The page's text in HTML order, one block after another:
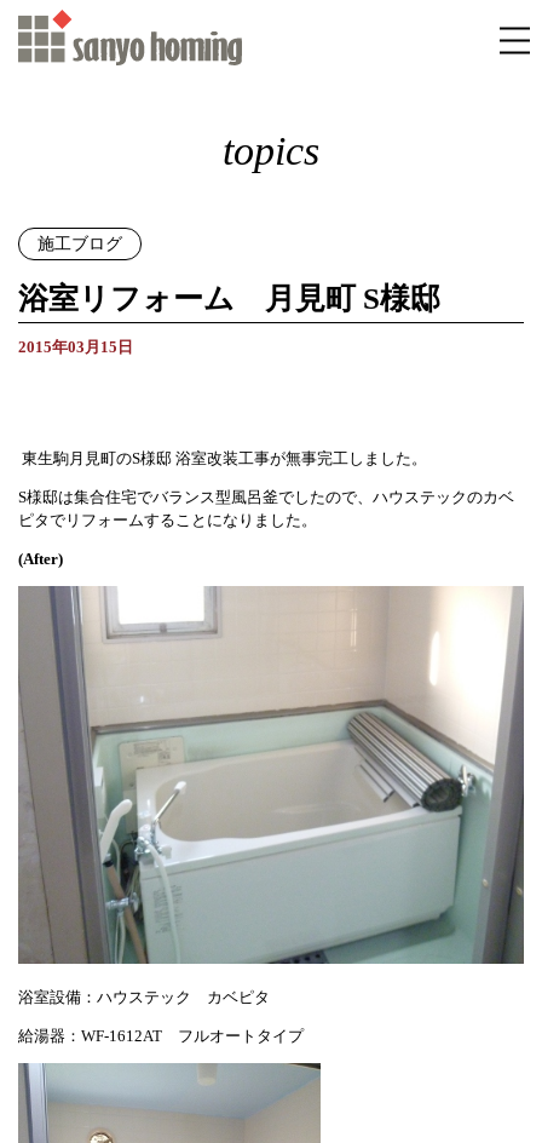
topics
施工ブログ
浴室リフォーム 月見町 S様邸
2015年03月15日
東生駒月見町のS様邸 浴室改装工事が無事完工しました。
S様邸は集合住宅でバランス型風呂釜でしたので、ハウステックのカベ
ピタでリフォームすることになりました。
(After)
浴室設備：ハウステック カベピタ
給湯器：WF-1612AT フルオートタイプ